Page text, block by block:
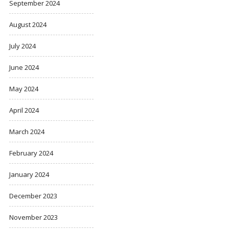
September 2024
August 2024
July 2024
June 2024
May 2024
April 2024
March 2024
February 2024
January 2024
December 2023
November 2023